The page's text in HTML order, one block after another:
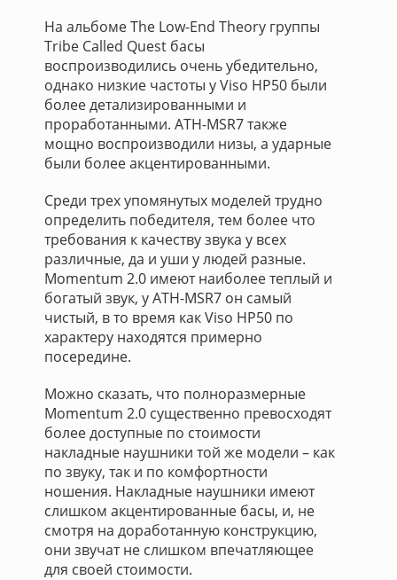
На альбоме The Low-End Theory группы
Tribe Called Quest басы
воспроизводились очень убедительно,
однако низкие частоты у Viso HP50 были
более детализированными и
проработанными. ATH-MSR7 также
мощно воспроизводили низы, а ударные
были более акцентированными.
Среди трех упомянутых моделей трудно
определить победителя, тем более что
требования к качеству звука у всех
различные, да и уши у людей разные.
Momentum 2.0 имеют наиболее теплый и
богатый звук, у ATH-MSR7 он самый
чистый, в то время как Viso HP50 по
характеру находятся примерно
посередине.
Можно сказать, что полноразмерные
Momentum 2.0 существенно превосходят
более доступные по стоимости
накладные наушники той же модели – как
по звуку, так и по комфортности
ношения. Накладные наушники имеют
слишком акцентированные басы, и, не
смотря на доработанную конструкцию,
они звучат не слишком впечатляющее
для своей стоимости.